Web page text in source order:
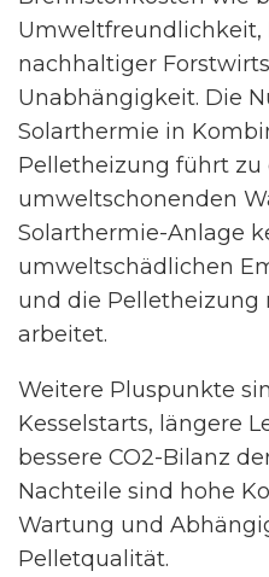
Umweltfreundlichkeit,
nachhaltiger
Unabhängigkeit. Die
Solarthermie in
Pelletheizung führt zu
umweltschonenden
Solarthermie-Anlage
umweltschädlichen
und die Pelletheizung
arbeitet.
Weitere Pluspunkte
Kesselstarts, längere
bessere CO2-Bilanz
Nachteile sind hohe
Wartung und
Pelletqualität.